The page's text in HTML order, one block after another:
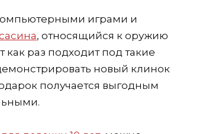
играми и
, относящийся к оружию
как раз подходит под такие
новый клинок
получается выгодным